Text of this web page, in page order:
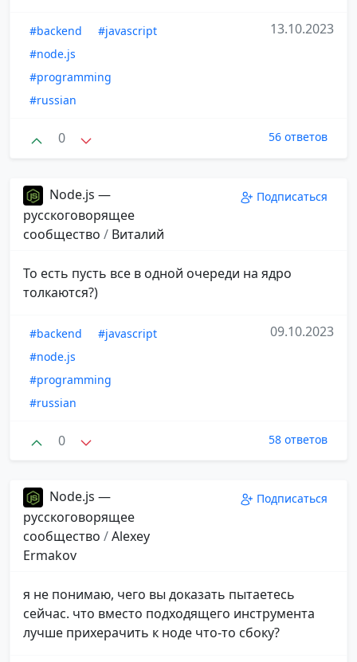
#backend
#javascript
#node.js
#programming
#russian
13.10.2023
0 56 ответов
Node.js —
русскоговорящее
сообщество / Виталий
Подписаться
То есть пусть все в одной очереди на ядро
толкаются?)
#backend
#javascript
#node.js
#programming
#russian
09.10.2023
0 58 ответов
Node.js —
русскоговорящее
сообщество /Alexey
Ermakov
Подписаться
я не понимаю, чего вы доказать пытаетесь
сейчас. что вместо подходящего инструмента
лучше прихерачить к ноде что-то сбоку?